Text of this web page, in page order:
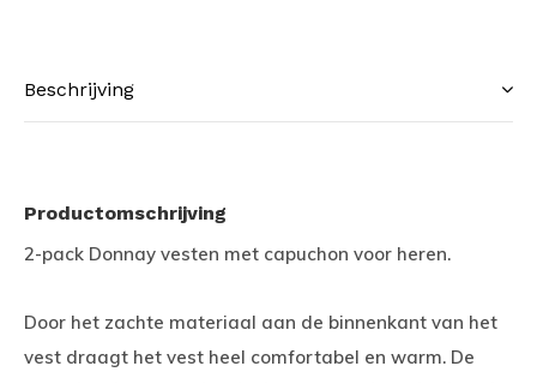
Beschrijving
Productomschrijving
2-pack Donnay vesten met capuchon voor heren.
Door het zachte materiaal aan de binnenkant van het
vest draagt het vest heel comfortabel en warm. De